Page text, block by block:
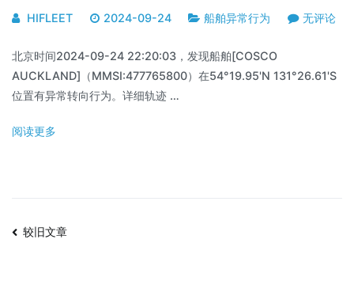
HIFLEET 2024-09-24 船舶异常行为 无评论
北京时间2024-09-24 22:20:03，发现船舶[COSCO
AUCKLAND]（MMSI:477765800）在54°19.95'N 131°26.61'S
位置有异常转向行为。详细轨迹 …
阅读更多
较旧文章